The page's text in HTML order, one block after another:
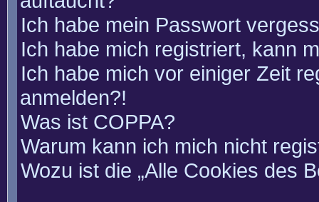
Ich habe mein Passwort
Ich habe mich registriert, kann
Ich habe mich vor einiger Zeit
anmelden?!
Was ist COPPA?
Warum kann ich mich nicht
Wozu ist die „Alle Cookies des